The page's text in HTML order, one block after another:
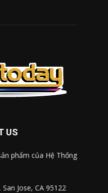
US
phẩm của Hệ Thống
Jose, CA 95122